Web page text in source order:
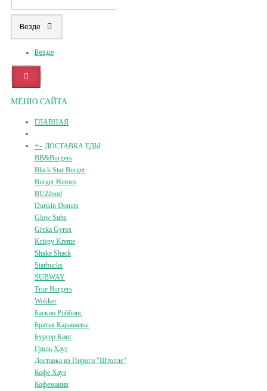
Везде
Везде
МЕНЮ САЙТА
ГЛАВНАЯ
+- ДОСТАВКА ЕДЫ
BB&Burgers
Black Star Burger
Burger Heroes
BUZfood
Dunkin Donuts
Glow Subs
Greka Gyros
Krispy Kreme
Shake Shack
Starbucks
SUBWAY
True Burgers
Wokker
Баскин Роббинс
Братья Караваевы
Бургер Кинг
Гриль Хаус
Доставка из Пироги "Штолле"
Кофе Хауз
Кофемания